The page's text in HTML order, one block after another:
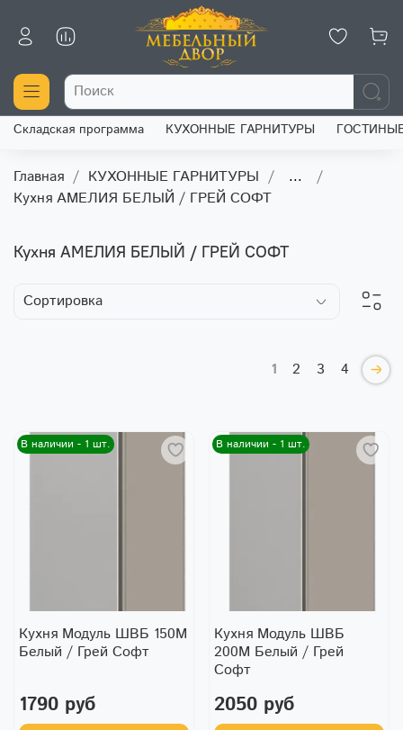
Складская программа КУХОННЫЕ ГАРНИТУРЫ
Главная КУХОННЫЕ ГАРНИТУРЫ
...
Кухня АМЕЛИЯ БЕЛЫЙ / ГРЕЙ СОФТ
Кухня АМЕЛИЯ БЕЛЫЙ / ГРЕЙ СОФТ
1 2 3 4
В наличии - 1 шт.
Кухня Модуль ШВБ 150М
Белый / Грей Софт
1790 руб
В наличии - 1 шт.
Кухня Модуль ШВБ
200М Белый / Грей
Софт
2050 руб